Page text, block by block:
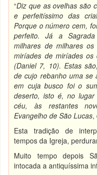
“Diz que as ovelhas são
e perfeitíssimo das
Porque o número cem,
perfeito. Já a
milhares de milhares
miríades de miríades
(Daniel 7, 10). Estas
de cujo rebanho uma se
em cuja busco foi o
deserto, isto é, no
céu, às restantes
Evangelho de São Lucas,
Esta tradição de
tempos da Igreja,
Muito tempo depois
intocada a antiquíssima